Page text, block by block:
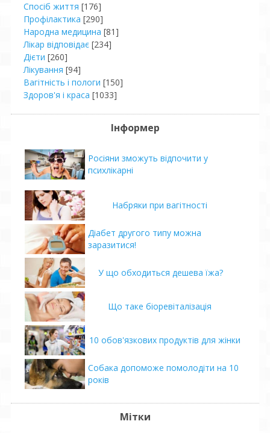
Спосіб життя [176]
Профілактика [290]
Народна медицина [81]
Лікар відповідає [234]
Дієти [260]
Лікування [94]
Вагітність і пологи [150]
Здоров'я і краса [1033]
Інформер
Росіяни зможуть відпочити у
психлікарні
Набряки при вагітності
Діабет другого типу можна
заразитися!
У що обходиться дешева їжа?
Що таке біоревіталізація
10 обов'язкових продуктів для жінки
Собака допоможе помолодіти на 10
років
Мітки